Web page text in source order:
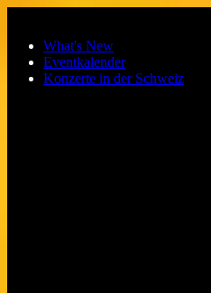
What's New
Eventkalender
Konzerte in der Schweiz